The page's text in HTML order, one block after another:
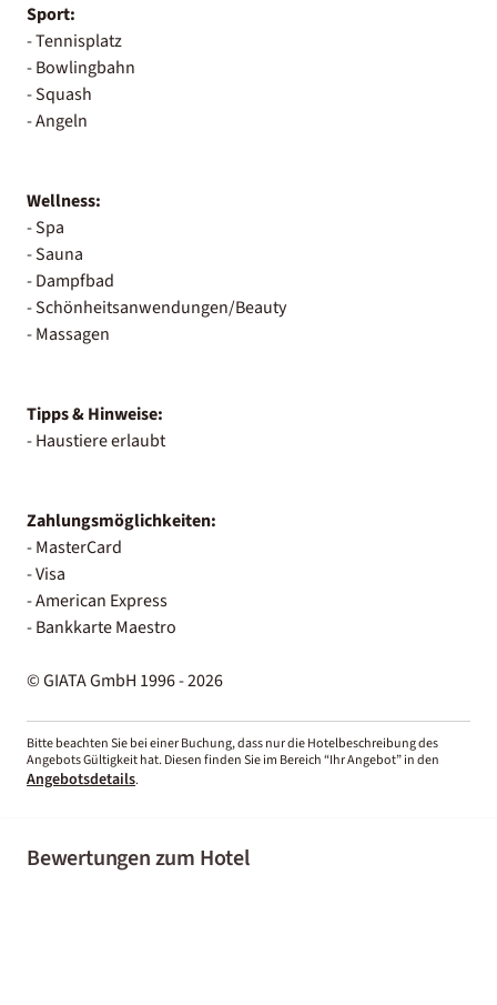
Sport:
- Tennisplatz
- Bowlingbahn
- Squash
- Angeln
Wellness:
- Spa
- Sauna
- Dampfbad
- Schönheitsanwendungen/Beauty
- Massagen
Tipps & Hinweise:
- Haustiere erlaubt
Zahlungsmöglichkeiten:
- MasterCard
- Visa
- American Express
- Bankkarte Maestro
© GIATA GmbH 1996 - 2026
Bitte beachten Sie bei einer Buchung, dass nur die Hotelbeschreibung des
Angebots Gültigkeit hat. Diesen finden Sie im Bereich “Ihr Angebot” in den
Angebotsdetails.
Bewertungen zum Hotel